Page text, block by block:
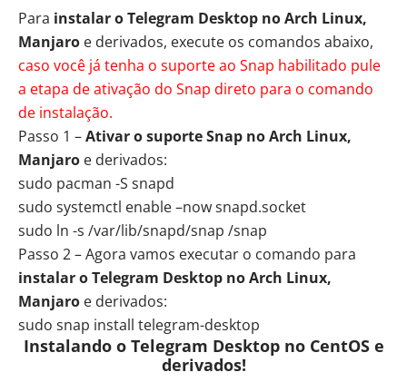
Para instalar o Telegram Desktop no Arch Linux,
Manjaro e derivados, execute os comandos abaixo,
caso você já tenha o suporte ao Snap habilitado pule
a etapa de ativação do Snap direto para o comando
de instalação.
Passo 1 –Ativar o suporte Snap no Arch Linux,
Manjaro e derivados:
sudo pacman -S snapd
sudo systemctl enable –now snapd.socket
sudo ln -s /var/lib/snapd/snap /snap
Passo 2 – Agora vamos executar o comando para
instalar o Telegram Desktop no Arch Linux,
Manjaro e derivados:
sudo snap install telegram-desktop
Instalando o Telegram Desktop no CentOS e
derivados!